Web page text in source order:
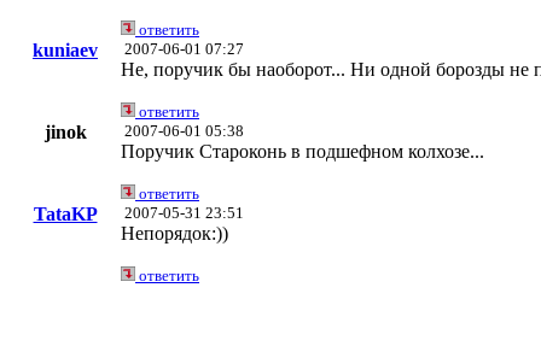
ответить
kuniaev 2007-06-01 07:27
Не, поручик бы наоборот... Ни одной борозды не
ответить
jinok 2007-06-01 05:38
Поручик Староконь в подшефном колхозе...
ответить
TataKP 2007-05-31 23:51
Непорядок:))
ответить